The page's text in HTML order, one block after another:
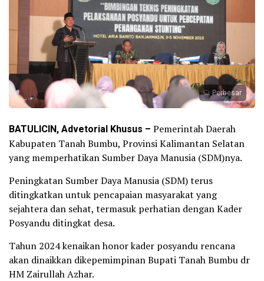
Perbesar
BATULICIN, Advetorial Khusus – Pemerintah Daerah
Kabupaten Tanah Bumbu, Provinsi Kalimantan Selatan
yang memperhatikan Sumber Daya Manusia (SDM)nya.
Peningkatan Sumber Daya Manusia (SDM) terus
ditingkatkan untuk pencapaian masyarakat yang
sejahtera dan sehat, termasuk perhatian dengan Kader
Posyandu ditingkat desa.
Tahun 2024 kenaikan honor kader posyandu rencana
akan dinaikkan dikepemimpinan Bupati Tanah Bumbu dr
HM Zairullah Azhar.